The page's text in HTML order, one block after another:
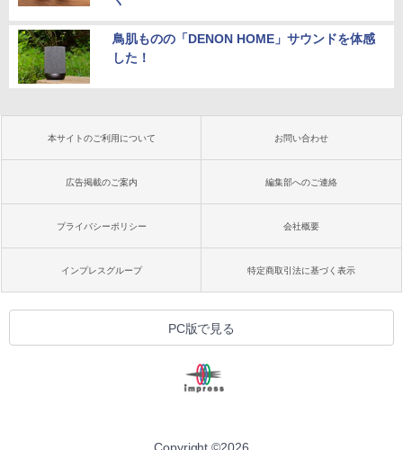
鳥肌ものの「DENON HOME」サウンドを体感
した！
本サイトのご利用について お問い合わせ
広告掲載のご案内 編集部へのご連絡
プライバシーポリシー 会社概要
インプレスグループ 特定商取引法に基づく表示
PC版で見る